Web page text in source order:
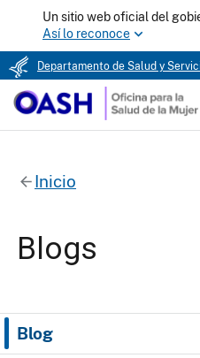
Un sitio web oficial del
Así lo reconoce
Departamento de Salud y
Inicio
Blog
Blogs